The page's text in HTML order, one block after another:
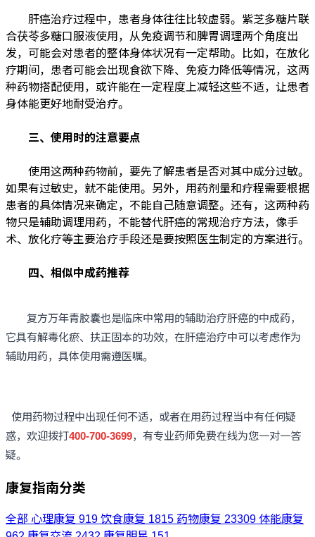
肝癌治疗过程中，患者身体往往比较虚弱。紫芝多糖片联
合茯苓多糖口服液使用，从免疫调节和脾胃调理两个角度出
发，可能会对患者的整体身体状况有一定帮助。比如，在放化
疗期间，患者可能会出现食欲下降、免疫力降低等情况，这两
种药物搭配使用，或许能在一定程度上减轻这些不适，让患者
身体能更好地耐受治疗。
三、使用时的注意要点
使用这两种药物前，要先了解患者是否对其中成分过敏。
如果有过敏史，就不能使用。另外，用药剂量和疗程需要根据
患者的具体情况来确定，不能自己随意调整。还有，这两种药
物只是辅助调理用药，不能替代肝癌的常规治疗方法，像手
术、放化疗等主要治疗手段还是要按照医生制定的方案进行。
四、相似中成药推荐
复方万年青胶囊也是临床中常用的辅助治疗肝癌的中成药，
它具有解毒化瘀、扶正固本的功效，在肝癌治疗中可以考虑作为
辅助用药，具体使用需遵医嘱。
使用药物过程中出现任何不适，或者在用药过程当中有任何疑
惑，欢迎拨打400-700-3699，有专业药师免费在线为您一对一答
疑。
康复指南分类
全部 心理康复 919饮食康复 1815 药物康复 23309 体能康复